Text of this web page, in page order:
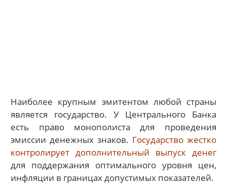
Наиболее крупным эмитентом любой страны
является государство. У Центрального Банка
есть право монополиста для проведения
эмиссии денежных знаков. Государство жестко
контролирует дополнительный выпуск денег
для поддержания оптимального уровня цен,
инфляции в границах допустимых показателей.